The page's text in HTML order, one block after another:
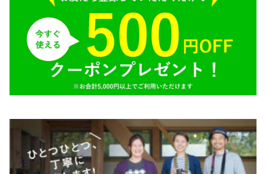
Tokina（トキナー）
TAMRON（タムロン）
その他